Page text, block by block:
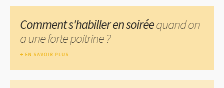
Comment s'habiller en soiréequand on
a une forte poitrine ?
EN SAVOIR PLUS